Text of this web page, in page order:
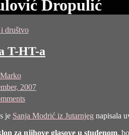
Dropulić
društvo
T-HT-a
Marko
2007
on
Javna
ponuda
T-
HT-
je Sanja Modrić iz Jutarnjeg napisala
za njihove glasove u studenom,